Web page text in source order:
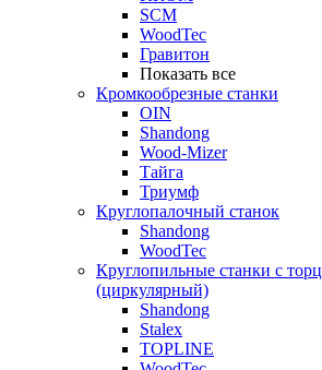
SCM
WoodTec
Гравитон
Показать все
Кромкообрезные станки
OIN
Shandong
Wood-Mizer
Тайга
Триумф
Круглопалочный станок
Shandong
WoodTec
Круглопильные станки с
(циркулярный)
Shandong
Stalex
TOPLINE